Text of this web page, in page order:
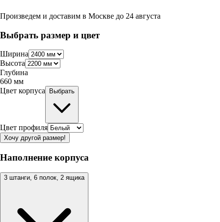
Произведем и доставим в Москве до 24 августа
Выбрать размер и цвет
Ширина
Высота
Глубина
660 мм
Цвет корпуса
Выбрать
Цвет профиля
Хочу другой размер!
Наполнение корпуса
3 штанги, 6 полок, 2 ящика